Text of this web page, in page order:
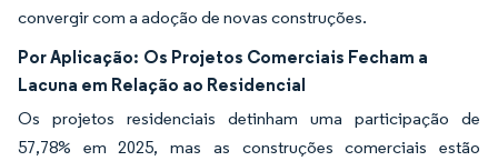
convergir com a adoção de novas construções.
Por Aplicação: Os Projetos Comerciais Fecham a
Lacuna em Relação ao Residencial
Os projetos residenciais detinham uma participação de
57,78% em 2025, mas as construções comerciais estão